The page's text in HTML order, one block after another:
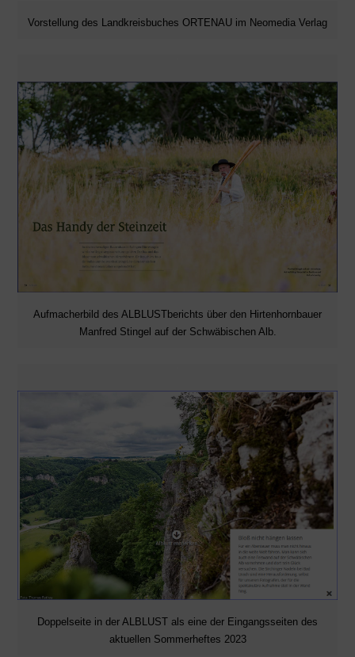
Vorstellung des Landkreisbuches ORTENAU im Neomedia Verlag
Aufmacherbild des ALBLUSTberichts über den Hirtenhornbauer
Manfred Stingel auf der Schwäbischen Alb.
Doppelseite in der ALBLUST als eine der Eingangsseiten des
aktuellen Sommerheftes 2023